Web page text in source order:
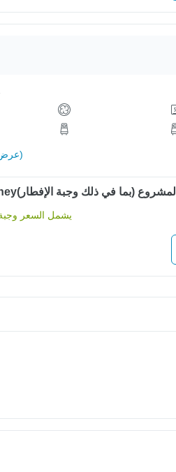
عرض الكل (18)
OwlJourneyالمشروع (بما في ذلك وجبة الإفطار)
يشمل السعر وجبة